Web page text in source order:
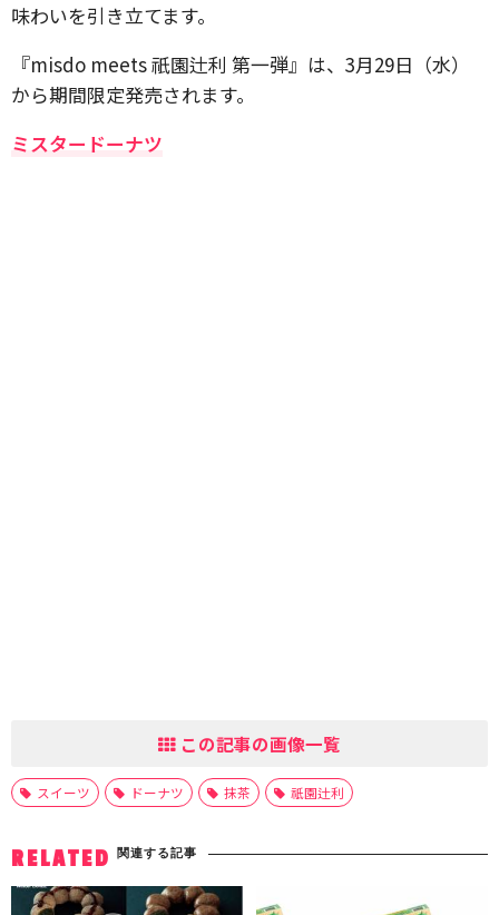
味わいを引き立てます。
『misdo meets 祇園辻利 第一弾』は、3月29日（水）
から期間限定発売されます。
ミスタードーナツ
この記事の画像一覧
スイーツ ドーナツ 抹茶 祇園辻利
RELATED 関連する記事